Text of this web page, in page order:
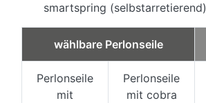
smartspring (selbstarretierend)
wählbare Perlonseile
Perlonseile
mit
Perlonseile
mit cobra